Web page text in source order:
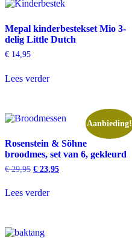
Mepal kinderbestekset Mio 3-
delig Little Dutch
€ 14,95
Lees verder
Aanbieding!
Rosenstein & Söhne
broodmes, set van 6, gekleurd
€29,95 Oorspronkelijke
was:
€ 29,95.
€ 23,95Huidige
Lees verder